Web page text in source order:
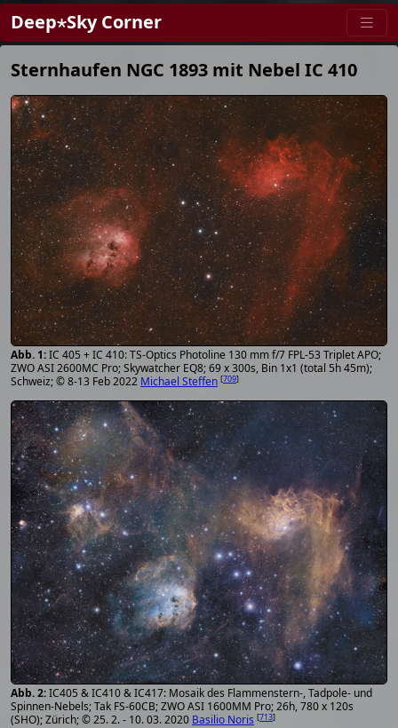
Deep⋆Sky Corner
Sternhaufen NGC 1893 mit Nebel IC 410
IC 405 + IC 410: TS-Optics Photoline 130 mm f/7 FPL-53 Triplet APO;
ZWO ASI 2600MC Pro; Skywatcher EQ8; 69 x 300s, Bin 1x1 (total 5h 45m);
Schweiz; © 8-13 Feb 2022 Michael Steffen [709]
IC405 & IC410 & IC417: Mosaik des Flammenstern-, Tadpole- und
Spinnen-Nebels; Tak FS-60CB; ZWO ASI 1600MM Pro; 26h, 780 x 120s
(SHO); Zürich; © 25. 2. - 10. 03. 2020 Basilio Noris [713]